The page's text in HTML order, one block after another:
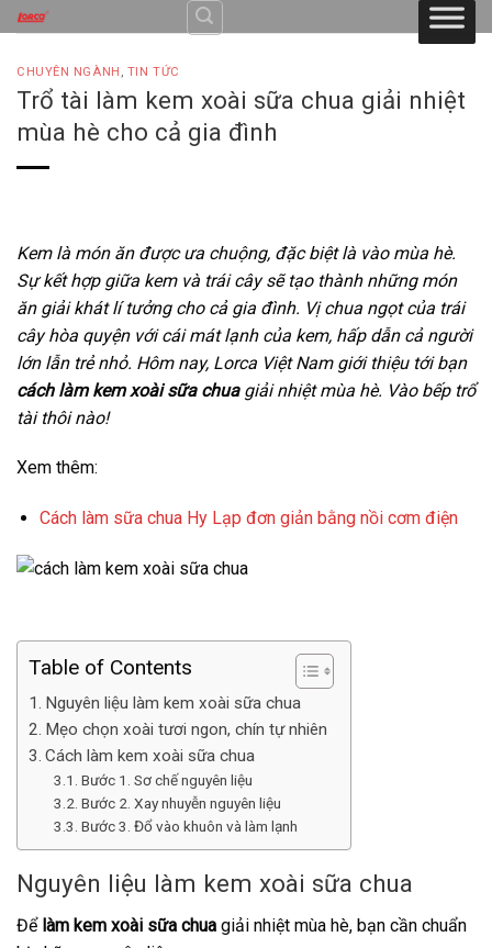
Skip
to
content
CHUYÊN NGÀNH , TIN TỨC
Trổ tài làm kem xoài sữa chua giải nhiệt
mùa hè cho cả gia đình
Kem là món ăn được ưa chuộng, đặc biệt là vào mùa hè.
Sự kết hợp giữa kem và trái cây sẽ tạo thành những món
ăn giải khát lí tưởng cho cả gia đình. Vị chua ngọt của trái
cây hòa quyện với cái mát lạnh của kem, hấp dẫn cả người
lớn lẫn trẻ nhỏ. Hôm nay, Lorca Việt Nam giới thiệu tới bạn
cách làm kem xoài sữa chuagiải nhiệt mùa hè. Vào bếp trổ
tài thôi nào!
Xem thêm:
Cách làm sữa chua Hy Lạp đơn giản bằng nồi cơm điện
Table of Contents
Nguyên liệu làm kem xoài sữa chua
Mẹo chọn xoài tươi ngon, chín tự nhiên
Cách làm kem xoài sữa chua
Bước 1. Sơ chế nguyên liệu
Bước 2. Xay nhuyễn nguyên liệu
Bước 3. Đổ vào khuôn và làm lạnh
Nguyên liệu làm kem xoài sữa chua
Để làm kem xoài sữa chua giải nhiệt mùa hè, bạn cần chuẩn